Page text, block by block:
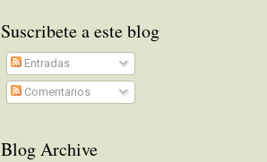
Suscribete a este blog
Entradas
Comentarios
Blog Archive